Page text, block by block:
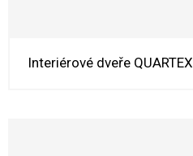
Interiérové dveře QUARTEX